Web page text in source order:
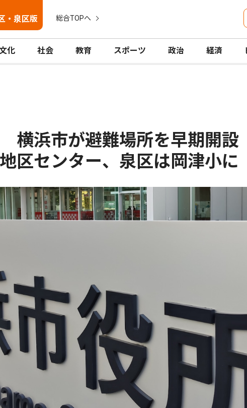
・泉区版 総合TOPへ
化 社会 教育 スポーツ 政治 経済
横浜市が避難場所を早期開
区センター、泉区は岡津小に